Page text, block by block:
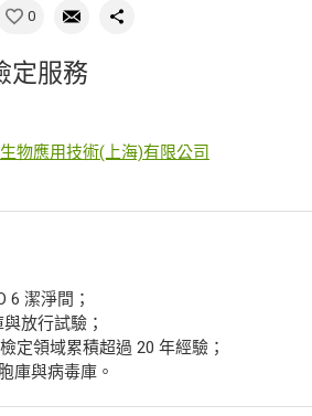
0
定服務
物應用技術(上海)有限公司
6 潔淨間；
放行試驗；
定領域累積超過 20 年經驗；
庫與病毒庫。